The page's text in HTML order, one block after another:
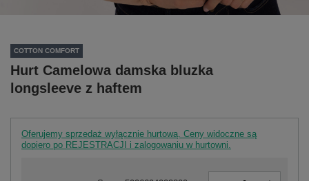
COTTON COMFORT
Hurt Camelowa damska bluzka
longsleeve z haftem
Oferujemy sprzedaż wyłącznie hurtową. Ceny widoczne są
dopiero po REJESTRACJI i zalogowaniu w hurtowni.